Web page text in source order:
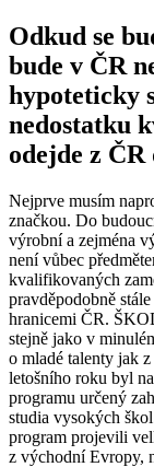
Odkud se
bude v ČR
hypoteticky
nedostatku
odejde z
Nejprve musím
značkou. Do
výrobní a zejména
není vůbec
kvalifikovaných
pravděpodobně
hranicemi ČR.
stejně jako v
o mladé talenty jak
letošního roku byl
programu určený
studia vysokých
program projevili
z východní Evropy,